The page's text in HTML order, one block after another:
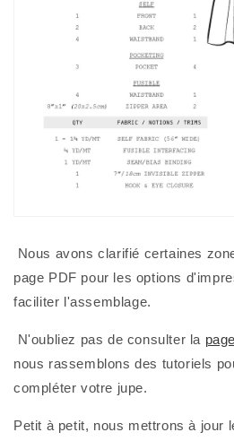
page PDF pour les options
faciliter l'assemblage.
N'oubliez pas de consulter la
nous rassemblons des tutoriels
compléter votre jupe.
Petit à petit, nous mettrons à jour